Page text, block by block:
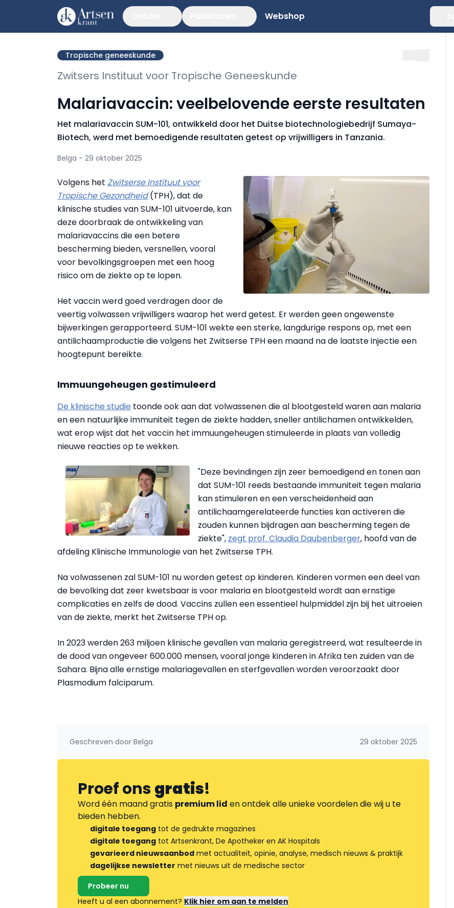
Webshop
Tropische geneeskunde
Zwitsers Instituut voor Tropische Geneeskunde
Malariavaccin: veelbelovende eerste resultaten
Het malariavaccin SUM-101, ontwikkeld door het Duitse biotechnologiebedrijf Sumaya-
Biotech, werd met bemoedigende resultaten getest op vrijwilligers in Tanzania.
Belga - 29 oktober 2025
Volgens het Zwitserse Instituut voor
Tropische Gezondheid(TPH), dat de
klinische studies van SUM-101 uitvoerde, kan
deze doorbraak de ontwikkeling van
malariavaccins die een betere
bescherming bieden, versnellen, vooral
voor bevolkingsgroepen met een hoog
risico om de ziekte op te lopen.
Het vaccin werd goed verdragen door de
veertig volwassen vrijwilligers waarop het werd getest. Er werden geen ongewenste
bijwerkingen gerapporteerd. SUM-101 wekte een sterke, langdurige respons op, met een
antilichaamproductie die volgens het Zwitserse TPH een maand na de laatste injectie een
hoogtepunt bereikte.
Immuungeheugen gestimuleerd
De klinische studie toonde ook aan dat volwassenen die al blootgesteld waren aan malaria
en een natuurlijke immuniteit tegen de ziekte hadden, sneller antilichamen ontwikkelden,
wat erop wijst dat het vaccin het immuungeheugen stimuleerde in plaats van volledig
nieuwe reacties op te wekken.
"Deze bevindingen zijn zeer bemoedigend en tonen aan
dat SUM-101 reeds bestaande immuniteit tegen malaria
kan stimuleren en een verscheidenheid aan
antilichaamgerelateerde functies kan activeren die
zouden kunnen bijdragen aan bescherming tegen de
ziekte", zegt prof. Claudia Daubenberger, hoofd van de
afdeling Klinische Immunologie van het Zwitserse TPH.
Na volwassenen zal SUM-101 nu worden getest op kinderen. Kinderen vormen een deel van
de bevolking dat zeer kwetsbaar is voor malaria en blootgesteld wordt aan ernstige
complicaties en zelfs de dood. Vaccins zullen een essentieel hulpmiddel zijn bij het uitroeien
van de ziekte, merkt het Zwitserse TPH op.
In 2023 werden 263 miljoen klinische gevallen van malaria geregistreerd, wat resulteerde in
de dood van ongeveer 600.000 mensen, vooral jonge kinderen in Afrika ten zuiden van de
Sahara. Bijna alle ernstige malariagevallen en sterfgevallen worden veroorzaakt door
Plasmodium falciparum.
Geschreven door Belga 29 oktober 2025
Proef onsgratis!
Word één maand gratis premium lid en ontdek alle unieke voordelen die wij u te
bieden hebben.
digitale toegang tot de gedrukte magazines
digitale toegang tot Artsenkrant, De Apotheker en AK Hospitals
gevarieerd nieuwsaanbod met actualiteit, opinie, analyse, medisch nieuws & praktijk
dagelijkse newsletter met nieuws uit de medische sector
Probeer nu
Heeft u al een abonnement? Klik hier om aan te melden